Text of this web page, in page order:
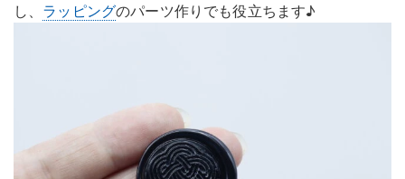
し、 ラッピングのパーツ作りでも役立ちます♪